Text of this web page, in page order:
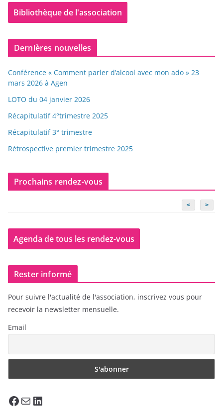
Bibliothèque de l'association
Dernières nouvelles
Conférence « Comment parler d’alcool avec mon ado » 23
mars 2026 à Agen
LOTO du 04 janvier 2026
Récapitulatif 4°trimestre 2025
Récapitulatif 3° trimestre
Rétrospective premier trimestre 2025
Prochains rendez-vous
< >
Agenda de tous les rendez-vous
Rester informé
Pour suivre l'actualité de l'association, inscrivez vous pour
recevoir la newsletter mensuelle.
Email
Facebook E-mail LinkedIn